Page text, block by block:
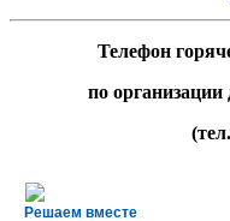
Телефон
по организации
Решаем вместе